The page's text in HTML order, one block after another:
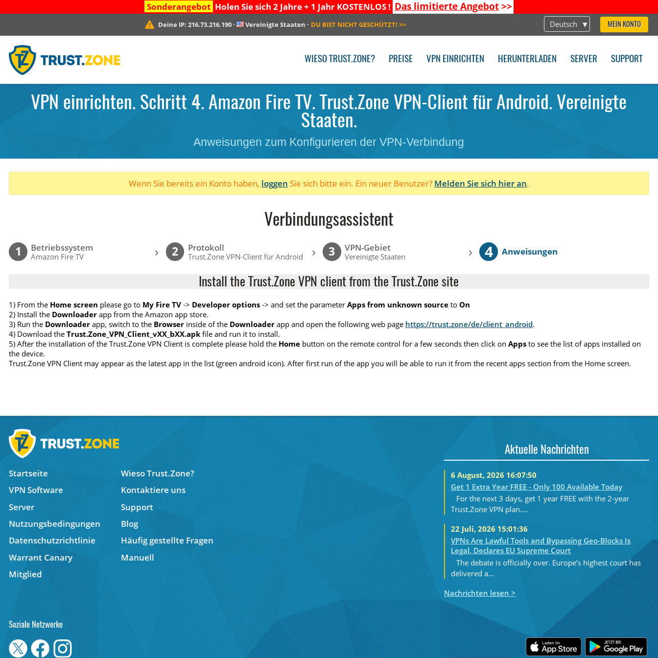
Sonderangebot Holen Sie sich 2 Jahre + 1 Jahr KOSTENLOS ! Das limitierte Angebot>>
Deutsch MEIN KONTO
Deine IP: 216.73.216.190· Vereinigte Staaten · DU BIST NICHT GESCHÜTZT! >>
WIESO TRUST.ZONE? PREISE VPN EINRICHTEN HERUNTERLADEN SERVER SUPPORT
VPN einrichten. Schritt 4. Amazon Fire TV. Trust.Zone VPN-Client für Android. Vereinigte
Staaten.
Anweisungen zum Konfigurieren der VPN-Verbindung
Wenn Sie bereits ein Konto haben, loggen Sie sich bitte ein. Ein neuer Benutzer? Melden Sie sich hier an.
Verbindungsassistent
1 Betriebssystem
Amazon Fire TV › 2 Protokoll
Trust.Zone VPN-Client für Android › 3 VPN-Gebiet
Vereinigte Staaten › 4 Anweisungen
Install the Trust.Zone VPN client from the Trust.Zone site
1) From the Home screen please go to My Fire TV -> Developer options -> and set the parameterApps from unknown source toOn
2) Install the Downloader app from the Amazon app store.
3) Run the Downloader app, switch to the Browser inside of the Downloader app and open the following web page https://trust.zone/de/client_android.
4) Download theTrust.Zone_VPN_Client_vXX_bXX.apk file and run it to install.
5) After the installation of the Trust.Zone VPN Client is complete please hold the Home button on the remote control for a few seconds then click onApps to see the list of apps installed on
the device.
Trust.Zone VPN Client may appear as the latest app in the list (green android icon). After first run of the app you will be able to run it from the recent apps section from the Home screen.
Startseite
Wieso Trust.Zone?
VPN Software
Kontaktiere uns
Server
Support
Nutzungsbedingungen
Blog
Datenschutzrichtlinie
Häufig gestellte Fragen
Warrant Canary
Manuell
Mitglied
Aktuelle Nachrichten
6 August, 2026 16:07:50
Get 1 Extra Year FREE - Only 100 Available Today
For the next 3 days, get 1 year FREE with the 2-year
Trust.Zone VPN plan....
22 Juli, 2026 15:01:36
VPNs Are Lawful Tools and Bypassing Geo-Blocks Is
Legal, Declares EU Supreme Court
The debate is officially over. Europe’s highest court has
delivered a...
Nachrichten lesen >
Soziale Netzwerke